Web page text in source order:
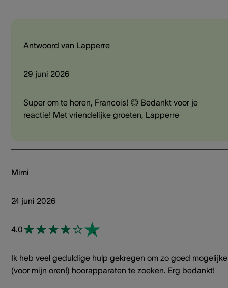
Antwoord van Lapperre
29 juni 2026
Super om te horen, Francois! 😊 Bedankt voor je
reactie! Met vriendelijke groeten, Lapperre
Mimi
24 juni 2026
4.0
Ik heb veel geduldige hulp gekregen om zo goed mogelijke
(voor mijn oren!) hoorapparaten te zoeken. Erg bedankt!